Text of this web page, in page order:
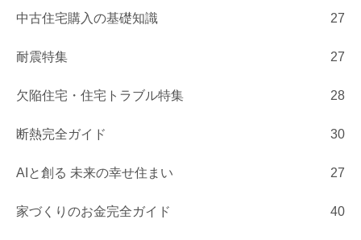
中古住宅購入の基礎知識 27
耐震特集 27
欠陥住宅・住宅トラブル特集 28
断熱完全ガイド 30
AIと創る 未来の幸せ住まい 27
家づくりのお金完全ガイド 40